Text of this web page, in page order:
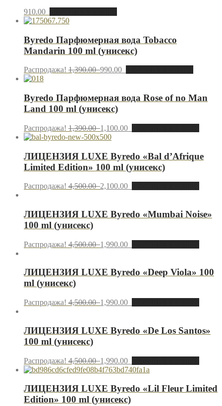
910.00
Byredo Парфюмерная вода Tobacco
Mandarin 100 ml (унисекс)
Распродажа! 1,390.00990.00
Byredo Парфюмерная вода Rose of no Man
Land 100 ml (унисекс)
Распродажа! 1,390.001,100.00
ЛИЦЕНЗИЯ LUXE Byredo «Bal d’Afrique
Limited Edition» 100 ml (унисекс)
Распродажа! 4,500.002,100.00
ЛИЦЕНЗИЯ LUXE Byredo «Mumbai Noise»
100 ml (унисекс)
Распродажа! 4,500.001,990.00
ЛИЦЕНЗИЯ LUXE Byredo «Deep Viola» 100
ml (унисекс)
Распродажа! 4,500.001,990.00
ЛИЦЕНЗИЯ LUXE Byredo «De Los Santos»
100 ml (унисекс)
Распродажа! 4,500.001,990.00
ЛИЦЕНЗИЯ LUXE Byredo «Lil Fleur Limited
Edition» 100 ml (унисекс)